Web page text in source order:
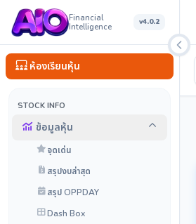
Financial
Intelligence
v4.0.2
ห้องเรียนหุ้น
STOCK INFO
ข้อมูลหุ้น
จุดเด่น
สรุปงบล่าสุด
สรุป OPPDAY
Dash Box